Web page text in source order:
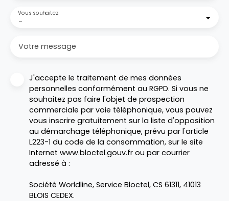
-
Vous souhaitez
Votre message
J'accepte le traitement de mes données
personnelles conformément au RGPD. Si vous ne
souhaitez pas faire l'objet de prospection
commerciale par voie téléphonique, vous pouvez
vous inscrire gratuitement sur la liste d'opposition
au démarchage téléphonique, prévu par l'article
L223-1 du code de la consommation, sur le site
Internet www.bloctel.gouv.fr ou par courrier
adressé à :
Société Worldline, Service Bloctel, CS 61311, 41013
BLOIS CEDEX.